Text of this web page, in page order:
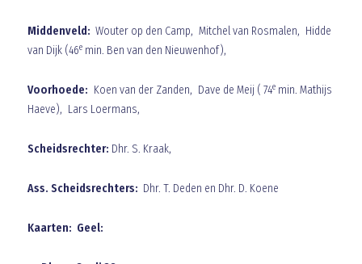
Middenveld: Wouter op den Camp, Mitchel van Rosmalen, Hidde
van Dijk (46emin. Ben van den Nieuwenhof),
Voorhoede: Koen van der Zanden, Dave de Meij ( 74emin. Mathijs
Haeve), Lars Loermans,
Scheidsrechter: Dhr. S. Kraak,
Ass. Scheidsrechters: Dhr. T. Deden en Dhr. D. Koene
Kaarten: Geel: